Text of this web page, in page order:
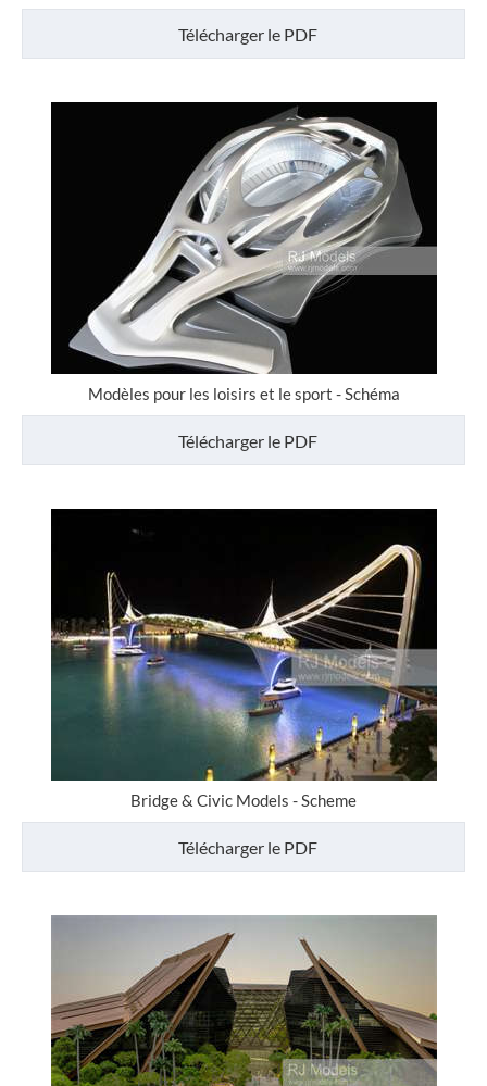
Télécharger le PDF
Modèles pour les loisirs et le sport - Schéma
Télécharger le PDF
Bridge & Civic Models - Scheme
Télécharger le PDF